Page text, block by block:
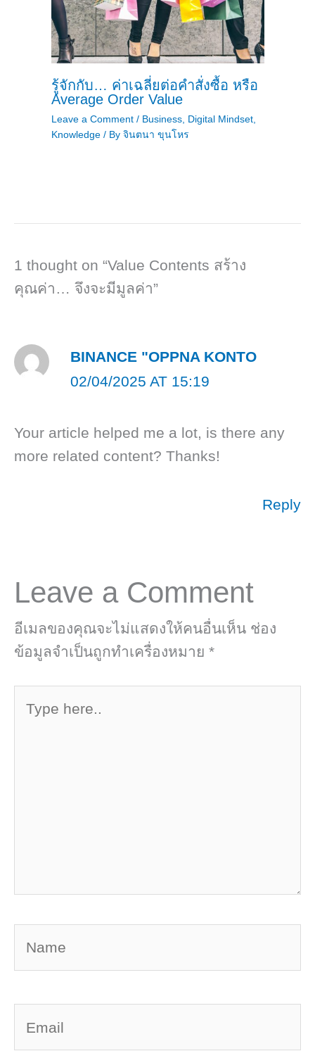
รู้จักกับ… ค่าเฉลี่ยต่อคำสั่งซื้อ หรือ
Average Order Value
Leave a Comment / Business, Digital Mindset,
Knowledge/ By จินตนา ขุนโหร
1 thought on “Value Contents สร้าง
คุณค่า… จึงจะมีมูลค่า”
BINANCE "OPPNA KONTO
02/04/2025 AT 15:19
Your article helped me a lot, is there any
more related content? Thanks!
Reply
Leave a Comment
อีเมลของคุณจะไม่แสดงให้คนอื่นเห็น ช่อง
ข้อมูลจำเป็นถูกทำเครื่องหมาย *
here..